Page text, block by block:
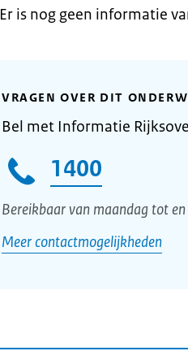
Informatie:
Er is nog geen informatie
VRAGEN OVER DIT
Bel met Informatie
1400
Bereikbaar van maandag tot
Meer contactmogelijkheden